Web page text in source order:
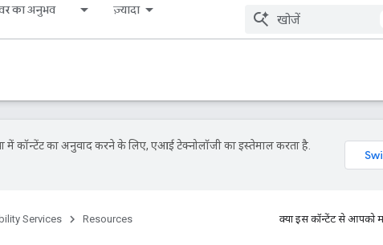
का अनुभव ज़्यादा
में कॉन्टेंट का अनुवाद करने के लिए, एआई टेक्नोलॉजी का इस्तेमाल करता है.
Services Resources क्या इस कॉन्टेंट से आपको